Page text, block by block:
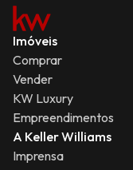
Imóveis
Comprar
Vender
KW Luxury
Empreendimentos
A Keller Williams
Imprensa